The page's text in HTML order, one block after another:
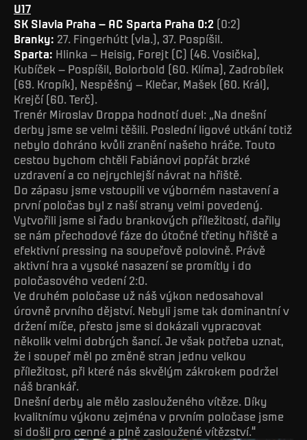
U17
SK Slavia Praha – AC Sparta Praha 0:2 (0:2)
Branky: 27. Fingerhútt (vla.), 37. Pospíšil.
Sparta: Hlinka – Heisig, Forejt (C) (46. Vosička),
Kubíček – Pospíšil, Bolorbold (60. Klíma), Zadrobílek
(69. Kropík), Nespěšný – Klečar, Mašek (60. Král),
Krejčí (60. Terč).
Trenér Miroslav Droppa hodnotí duel: „Na dnešní
derby jsme se velmi těšili. Poslední ligové utkání totiž
nebylo dohráno kvůli zranění našeho hráče. Touto
cestou bychom chtěli Fabiánovi popřát brzké
uzdravení a co nejrychlejší návrat na hřiště.
Do zápasu jsme vstoupili ve výborném nastavení a
první poločas byl z naší strany velmi povedený.
Vytvořili jsme si řadu brankových příležitostí, dařily
se nám přechodové fáze do útočné třetiny hřiště a
efektivní pressing na soupeřově polovině. Právě
aktivní hra a vysoké nasazení se promítly i do
poločasového vedení 2:0.
Ve druhém poločase už náš výkon nedosahoval
úrovně prvního dějství. Nebyli jsme tak dominantní v
držení míče, přesto jsme si dokázali vypracovat
několik velmi dobrých šancí. Je však potřeba uznat,
že i soupeř měl po změně stran jednu velkou
příležitost, při které nás skvělým zákrokem podržel
náš brankář.
Dnešní derby ale mělo zaslouženého vítěze. Díky
kvalitnímu výkonu zejména v prvním poločase jsme
si došli pro cenné a plně zasloužené vítězství.“